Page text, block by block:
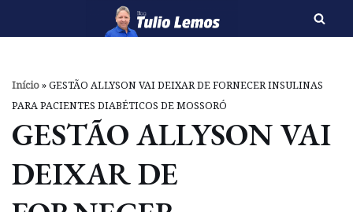
o
conteúdo
Início»GESTÃO ALLYSON VAI DEIXAR DE FORNECER INSULINAS
PARA PACIENTES DIABÉTICOS DE MOSSORÓ
GESTÃO ALLYSON VAI
DEIXAR DE